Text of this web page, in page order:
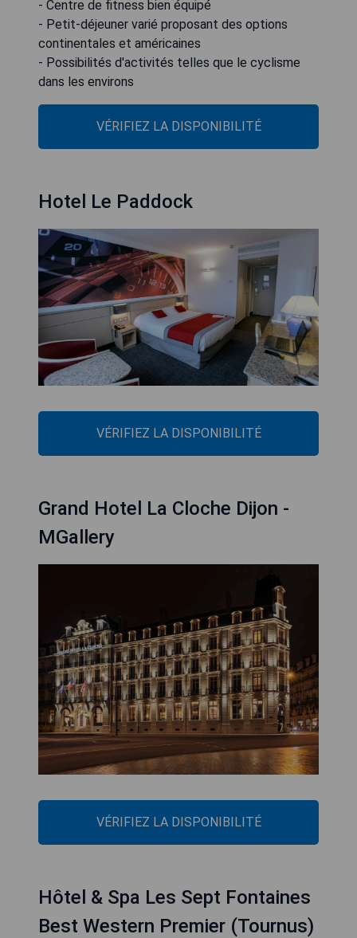
- Centre de fitness bien équipé
- Petit-déjeuner varié proposant des options
continentales et américaines
- Possibilités d'activités telles que le cyclisme
VÉRIFIEZ LA DISPONIBILITÉ
Hotel Le Paddock
VÉRIFIEZ LA DISPONIBILITÉ
Grand Hotel La Cloche Dijon -
MGallery
VÉRIFIEZ LA DISPONIBILITÉ
Hôtel & Spa Les Sept Fontaines
Best Western Premier (Tournus)